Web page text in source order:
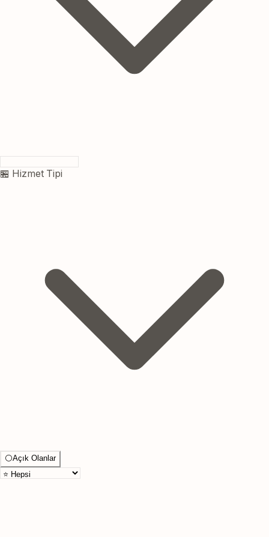
🏪 Hizmet Tipi
⚪Açık Olanlar